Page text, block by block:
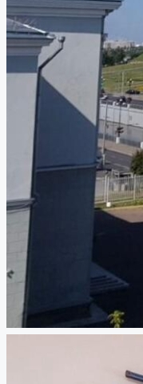
8 (843) 250 2516
Избранное0
Продать объект